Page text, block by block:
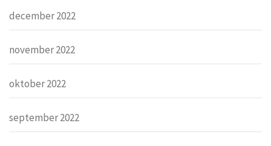
december 2022
november 2022
oktober 2022
september 2022